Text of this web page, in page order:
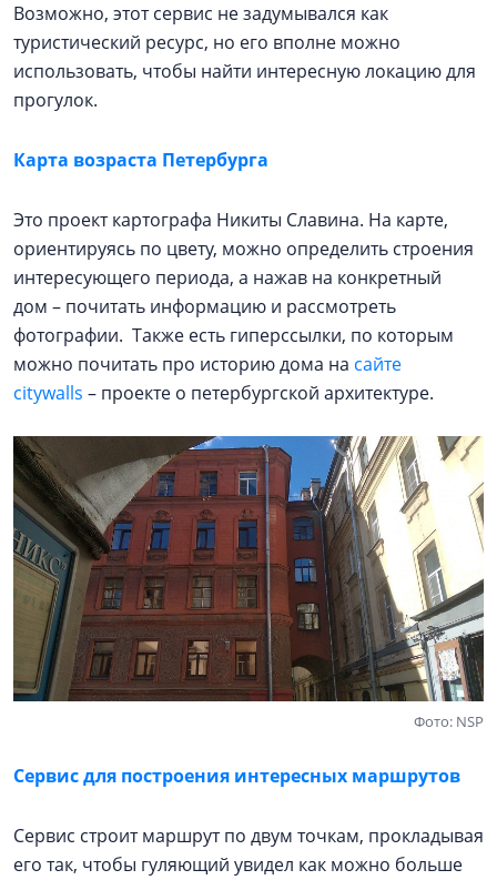
Возможно, этот сервис не задумывался как
туристический ресурс, но его вполне можно
использовать, чтобы найти интересную локацию для
прогулок.
Карта возраста Петербурга
Это проект картографа Никиты Славина. На карте,
ориентируясь по цвету, можно определить строения
интересующего периода, а нажав на конкретный
дом – почитать информацию и рассмотреть
фотографии. Также есть гиперссылки, по которым
можно почитать про историю дома на сайте
citywalls – проекте о петербургской архитектуре.
Фото: NSP
Сервис для построения интересных маршрутов
Сервис строит маршрут по двум точкам, прокладывая
его так, чтобы гуляющий увидел как можно больше